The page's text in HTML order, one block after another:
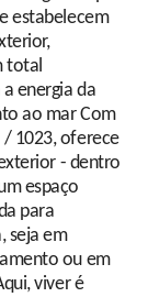
estabelecem
total
energia da
ao mar Com
1023, oferece
- dentro
espaço
para
seja em
ou em
viver é